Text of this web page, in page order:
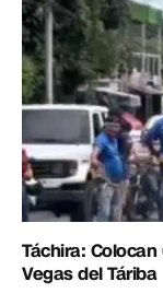
Táchira:
Vegas del Táriba